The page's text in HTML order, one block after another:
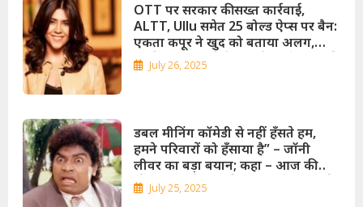
OTT पर सरकार की सख्त कार्रवाई,
ALTT, Ullu समेत 25 बोल्ड ऐप्स पर बैन:
एकता कपूर ने खुद को बताया अलग,
बोलीं – ALTT से मेरा या मेरी माँ का कोई
संबंध नहीं!
July 26, 2025
डबल मीनिंग कॉमेडी से नहीं हँसते हम,
हमने परिवारों को हँसाया है” – जॉनी
लीवर का बड़ा बयान; कहा – आज की
स्टैंडअप कॉमेडी सिर्फ अश्लीलता बन गई
है!
July 25, 2025